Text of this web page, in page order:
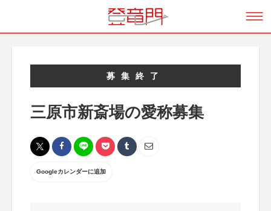
募集終了
三原市新斎場の愛称募集
Googleカレンダーに追加